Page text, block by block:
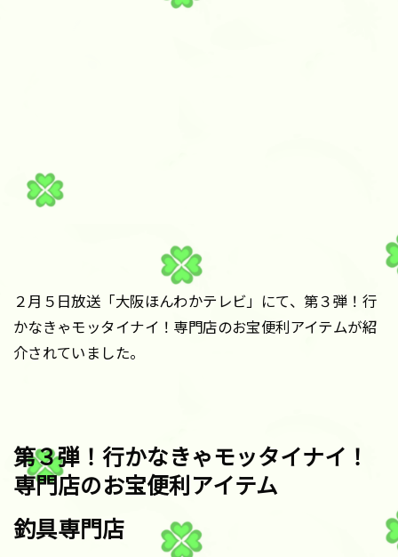
２月５日放送「大阪ほんわかテレビ」にて、第３弾！行
かなきゃモッタイナイ！専門店のお宝便利アイテムが紹
介されていました。
第３弾！行かなきゃモッタイナイ！
専門店のお宝便利アイテム
釣具専門店